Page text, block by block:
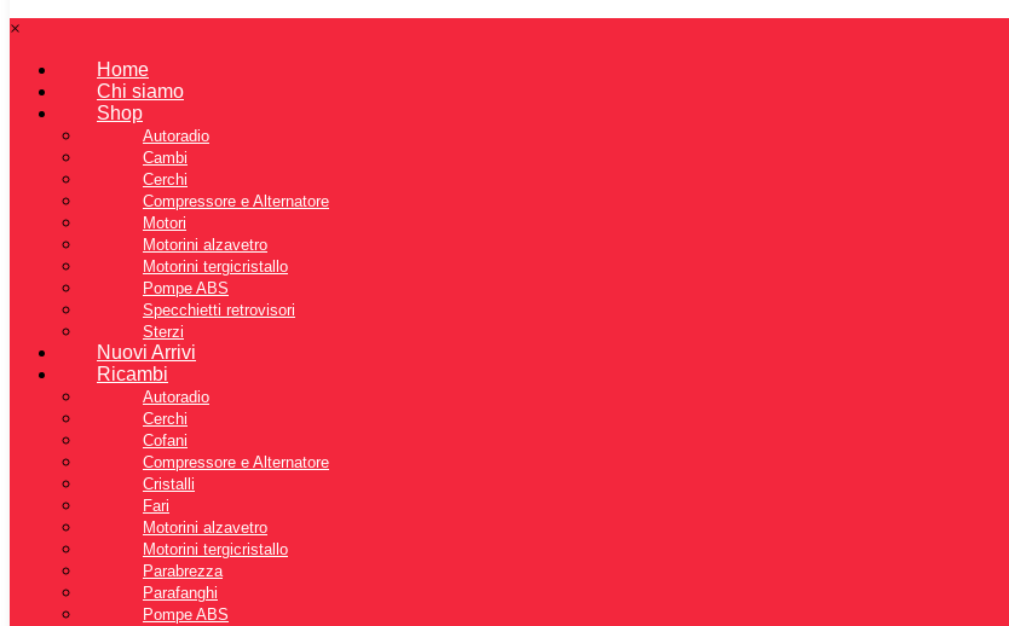
×
Home
Chi siamo
Shop
Autoradio
Cambi
Cerchi
Compressore e Alternatore
Motori
Motorini alzavetro
Motorini tergicristallo
Pompe ABS
Specchietti retrovisori
Sterzi
Nuovi Arrivi
Ricambi
Autoradio
Cerchi
Cofani
Compressore e Alternatore
Cristalli
Fari
Motorini alzavetro
Motorini tergicristallo
Parabrezza
Parafanghi
Pompe ABS